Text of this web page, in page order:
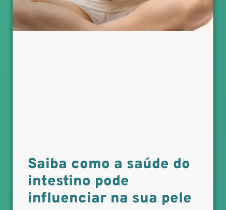
Saiba como a saúde do
intestino pode
influenciar na sua pele